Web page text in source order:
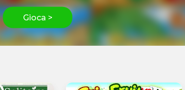
Gioca >